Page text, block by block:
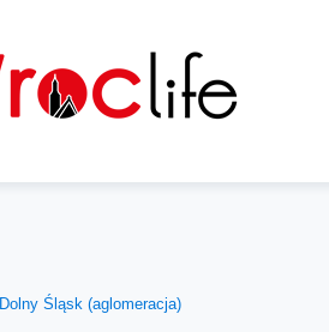
Dolny Śląsk (aglomeracja)